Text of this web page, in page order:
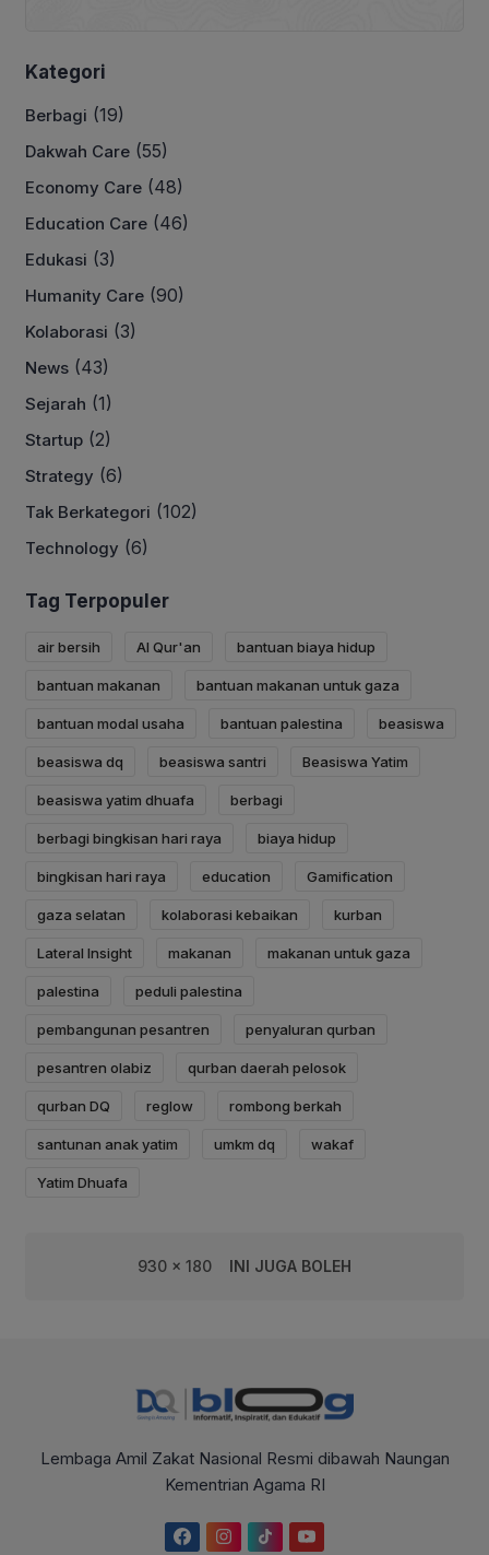
Kategori
Berbagi (19)
Dakwah Care (55)
Economy Care (48)
Education Care (46)
Edukasi (3)
Humanity Care (90)
Kolaborasi (3)
News (43)
Sejarah (1)
Startup (2)
Strategy (6)
Tak Berkategori (102)
Technology (6)
Tag Terpopuler
air bersih Al Qur'an bantuan biaya hidup
bantuan makanan bantuan makanan untuk gaza
bantuan modal usaha bantuan palestina beasiswa
beasiswa dq beasiswa santri Beasiswa Yatim
beasiswa yatim dhuafa berbagi
berbagi bingkisan hari raya biaya hidup
bingkisan hari raya education Gamification
gaza selatan kolaborasi kebaikan kurban
Lateral Insight makanan makanan untuk gaza
palestina peduli palestina
pembangunan pesantren penyaluran qurban
pesantren olabiz qurban daerah pelosok
qurban DQ reglow rombong berkah
santunan anak yatim umkm dq wakaf
Yatim Dhuafa
930 x 180 INI JUGA BOLEH
Lembaga Amil Zakat Nasional Resmi dibawah Naungan
Kementrian Agama RI